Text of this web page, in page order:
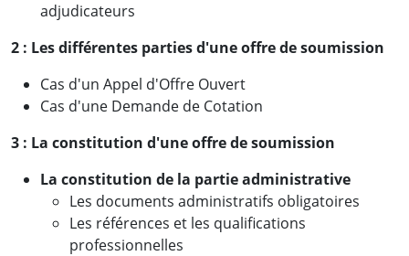
adjudicateurs
2 : Les différentes parties d'une offre de soumission
Cas d'un Appel d'Offre Ouvert
Cas d'une Demande de Cotation
3 : La constitution d'une offre de soumission
La constitution de la partie administrative
Les documents administratifs obligatoires
Les références et les qualifications
professionnelles